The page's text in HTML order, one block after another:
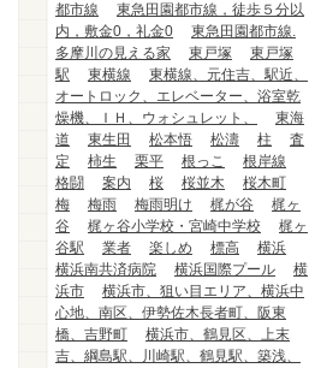
都市線
東急田園都市線，徒歩５分以
内，敷金0，礼金0
東急田園都市線.
多摩川の見える家
東戸塚
東戸塚
駅
東横線
東横線、元住吉、駅近、
オートロック、エレベーター、浴室乾
燥機、ＩＨ、ウォシュレット、
東海
道
東生田 松本悟 松濤 柱
査
定
柿生 栗平 根っこ
根岸線
格闘
案内 桜 桜並木
桜木町
梅
梅雨 梅雨明け 梶が谷
梶ヶ
谷
梶ヶ谷小学校・宮崎中学校
梶ヶ
谷駅
業者 楽しめ 標高
横浜
横浜南共済病院
横浜国際プール
横
浜市
横浜市、狙い目エリア、横浜中
心地、南区、伊勢佐木長者町、阪東
橋、吉野町
横浜市、鶴見区、上末
吉、綱島駅、川崎駅、鶴見駅、築浅、